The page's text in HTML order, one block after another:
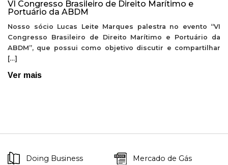
VI Congresso Brasileiro de Direito Marítimo e
Portuário da ABDM
Nosso sócio Lucas Leite Marques palestra no evento “VI
Congresso Brasileiro de Direito Marítimo e Portuário da
ABDM”, que possui como objetivo discutir e compartilhar
[…]
Ver mais
Doing Business Mercado de Gás